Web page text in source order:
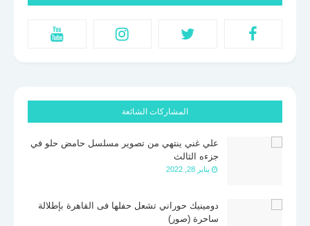
المشاركات الشائعة
علي غني ينتهي من تصوير مسلسل حامض حلو في
جزءه الثالث
يناير 28, 2022
دومينيك حوراني تشعل حفلها فى القاهرة بإطلالة
ساحرة (صور)